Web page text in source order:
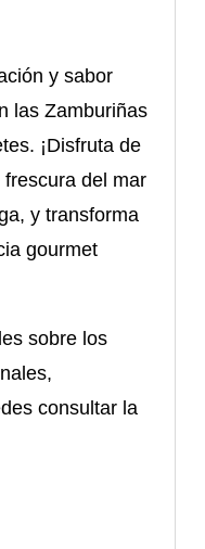
y sabor
las Zamburiñas
¡Disfruta de
frescura del mar
y transforma
gourmet
sobre los
consultar la